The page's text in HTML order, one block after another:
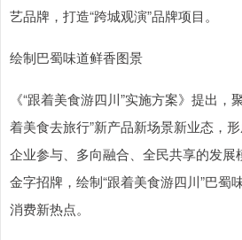
艺品牌，打造“跨城观演”品牌项目。
绘制巴蜀味道鲜香图景
《“跟着美食游四川”实施方案》提出，
着美食去旅行”新产品新场景新业态，
企业参与、多向融合、全民共享的发展
金字招牌，绘制“跟着美食游四川”巴蜀
消费新热点。